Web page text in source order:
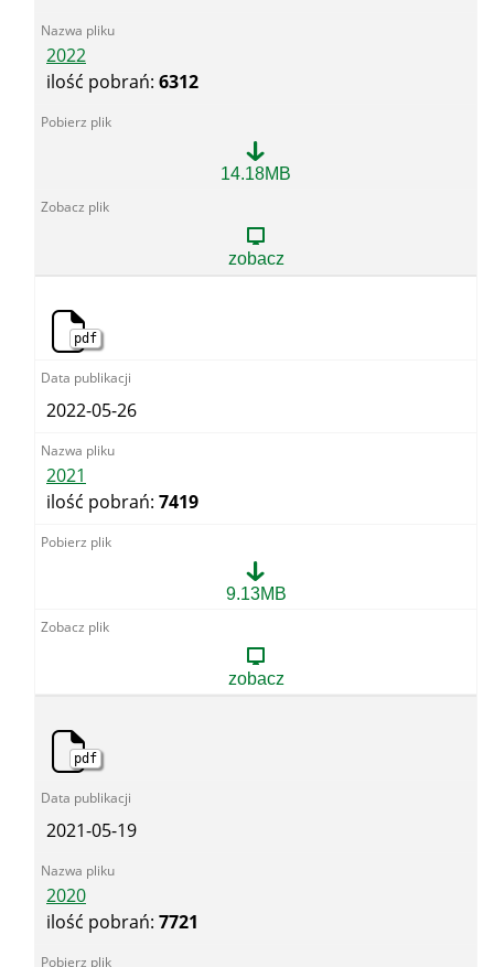
2022
ilość pobrań: 6312
14.18MB
zobacz
pdf
2022-05-26
2021
ilość pobrań: 7419
9.13MB
zobacz
pdf
2021-05-19
2020
ilość pobrań: 7721